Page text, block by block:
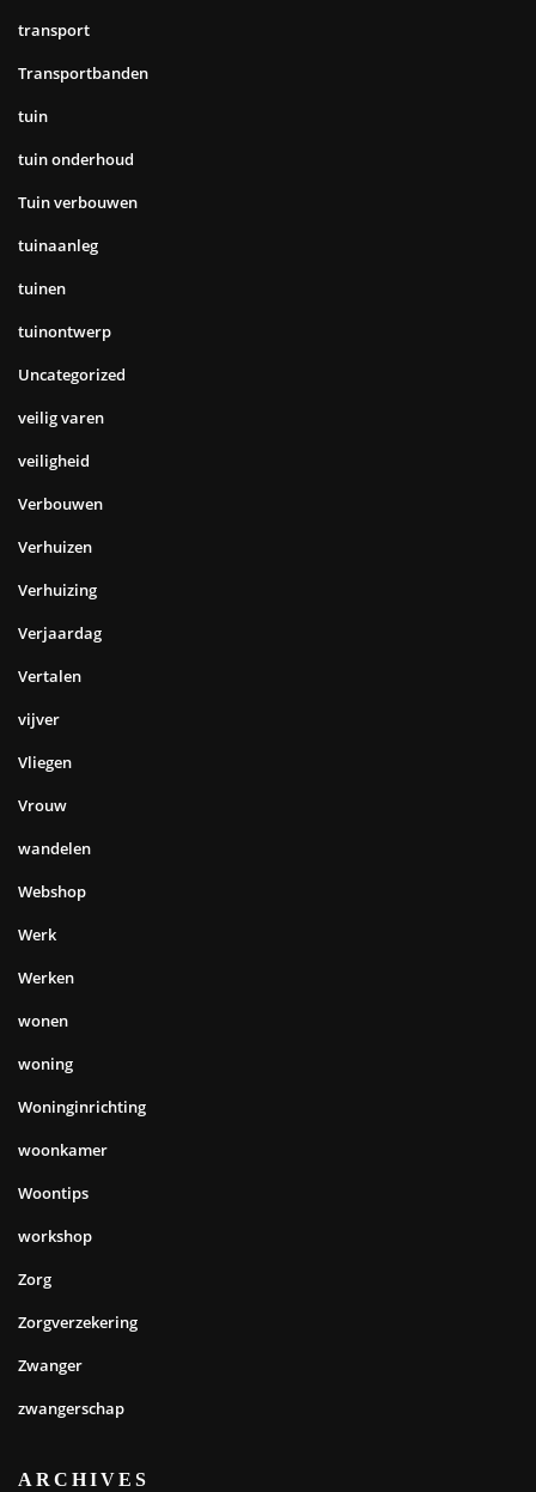
transport
Transportbanden
tuin
tuin onderhoud
Tuin verbouwen
tuinaanleg
tuinen
tuinontwerp
Uncategorized
veilig varen
veiligheid
Verbouwen
Verhuizen
Verhuizing
Verjaardag
Vertalen
vijver
Vliegen
Vrouw
wandelen
Webshop
Werk
Werken
wonen
woning
Woninginrichting
woonkamer
Woontips
workshop
Zorg
Zorgverzekering
Zwanger
zwangerschap
ARCHIVES